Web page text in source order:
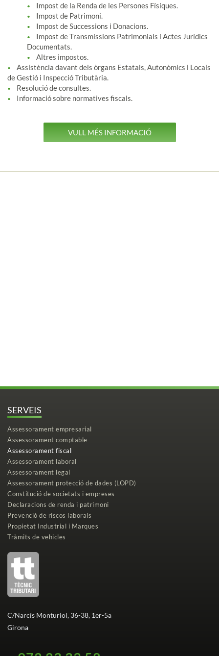
Impost de la Renda de les Persones Físiques.
Impost de Patrimoni.
Impost de Successions i Donacions.
Impost de Transmissions Patrimonials i Actes Jurídics
Documentats.
Altres impostos.
Assistència davant dels òrgans Estatals, Autonòmics i Locals
de Gestió i Inspecció Tributària.
Resolució de consultes.
Informació sobre normatives fiscals.
VULL MÉS INFORMACIÓ
SERVEIS
Assessorament empresarial
Assessorament comptable
Assessorament fiscal
Assessorament laboral
Assessorament legal
Assessorament protecció de dades (LOPD)
Constitució de societats i empreses
Declaracions de renda i patrimoni
Prevenció de riscos laborals
Propietat Industrial i Marques
Tràmits de vehicles
C/Narcís Monturiol, 36-38, 1er-5a
Girona